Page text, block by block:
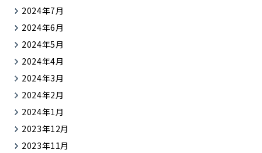
2024年7月
2024年6月
2024年5月
2024年4月
2024年3月
2024年2月
2024年1月
2023年12月
2023年11月